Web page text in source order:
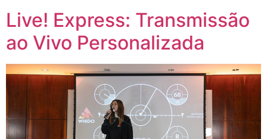
Live! Express: Transmissão
ao Vivo Personalizada